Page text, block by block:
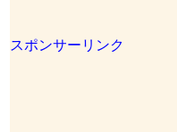
スポンサーリンク